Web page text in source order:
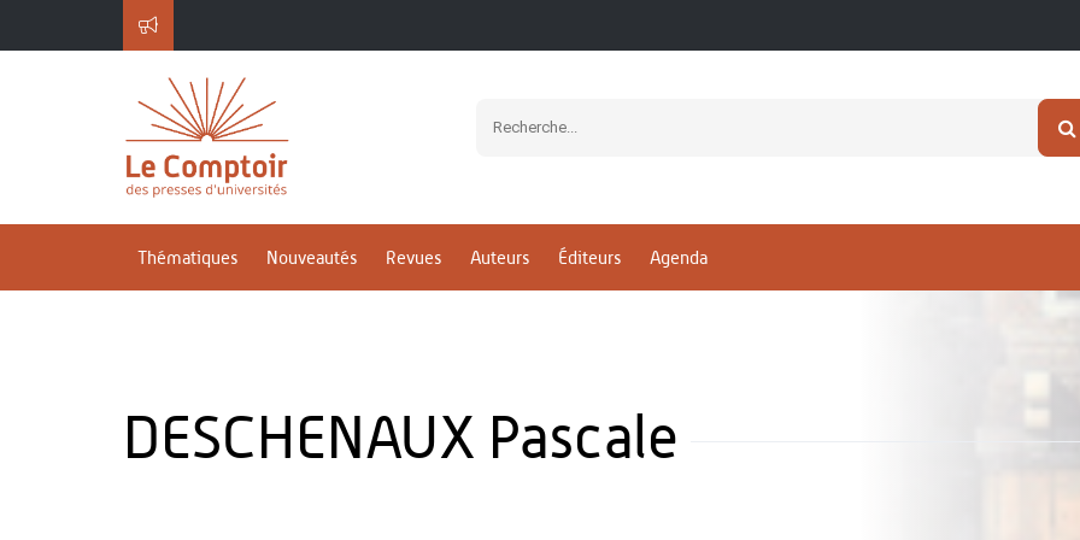
Thématiques Nouveautés Revues Auteurs Éditeurs Agenda
DESCHENAUX Pascale